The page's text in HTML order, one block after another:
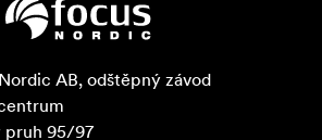
AB, odštěpný závod
pruh 95/97